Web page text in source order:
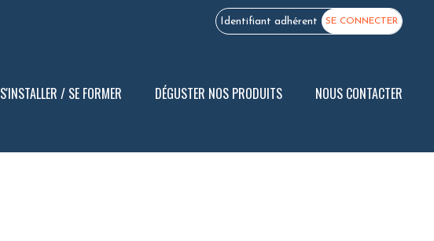
Identifiant adhérent SE CONNECTER
S'INSTALLER / SE FORMER DÉGUSTER NOS PRODUITS NOUS CONTACTER